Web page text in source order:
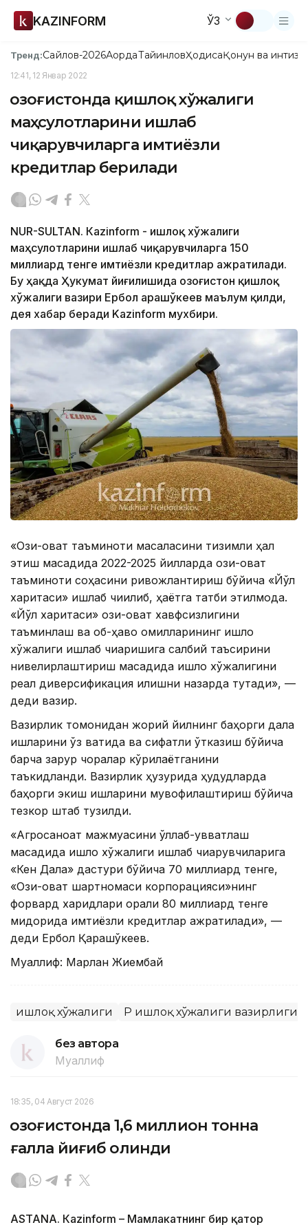
KAZINFORM ЎЗ
Тренд:Сайлов-2026АқордаТайинловҲодисаҚонун ва
12:41, 12 Январ 2022
Қозоғистонда қишлоқ хўжалиги
маҳсулотларини ишлаб
чиқарувчиларга имтиёзли
кредитлар берилади
NUR-SULTAN. Кazinform - Қишлоқ хўжалиги
маҳсулотларини ишлаб чиқарувчиларга 150
миллиард тенге имтиёзли кредитлар ажратилади.
Бу ҳақда Ҳукумат йиғилишида Қозоғистон қишлоқ
хўжалиги вазири Ербол Қарашўкеев маълум қилди,
дея хабар беради Kazinform мухбири.
«Озиқ-овқат таъминоти масаласини тизимли ҳал
этиш мақсадида 2022-2025 йилларда озиқ-овқат
таъминоти соҳасини ривожлантириш бўйича «Йўл
харитаси» ишлаб чиқилиб, ҳаётга татбиқ этилмоқда.
«Йўл харитаси» озиқ-овқат хавфсизлигини
таъминлаш ва об-ҳаво омилларининг қишлоқ
хўжалиги ишлаб чиқаришига салбий таъсирини
нивелирлаштириш мақсадида қишлоқ хўжалигини
реал диверсификация қилишни назарда тутади», —
деди вазир.
Вазирлик томонидан жорий йилнинг баҳорги дала
ишларини ўз вақтида ва сифатли ўтказиш бўйича
барча зарур чоралар кўрилаётганини
таъкидланди. Вазирлик ҳузурида ҳудудларда
баҳорги экиш ишларини мувофиқлаштириш бўйича
тезкор штаб тузилди.
«Агросаноат мажмуасини қўллаб-қувватлаш
мақсадида қишлоқ хўжалиги ишлаб чиқарувчиларига
«Кен Дала» дастури бўйича 70 миллиард тенге,
«Озиқ-овқат шартномаси корпорацияси»нинг
форвард харидлари орқали 80 миллиард тенге
миқдорида имтиёзли кредитлар ажратилади», —
деди Ербол Қарашўкеев.
Муаллиф: Марлан Жиембай
Қишлоқ хўжалиги ҚР Қишлоқ хўжалиги вазирлиги
без автора
Муаллиф
18:35, 04 Август 2026
Қозоғистонда 1,6 миллион тонна
ғалла йиғиб олинди
ASTANА. Кazinform – Мамлакатнинг бир қатор